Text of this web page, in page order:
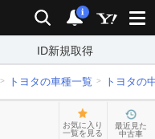
検索 通知
i
ID新規取得
トヨタの車種一覧 トヨタの
お気に入り
一覧を見る
最近見た
中古車